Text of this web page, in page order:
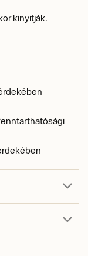
kinyitják.